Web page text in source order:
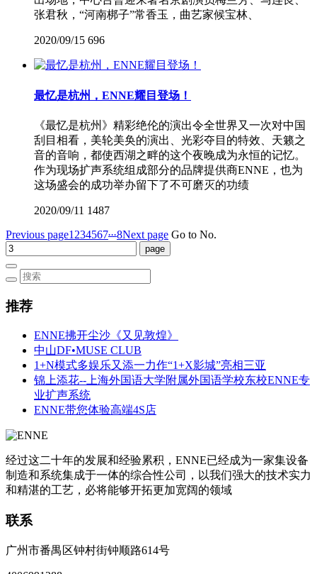
张君秋，“河南梆子”常香玉，曲艺家候宝林、
2020/09/15 696
最忆是杭州，ENNE耀目登场！
《最忆是杭州》精彩绝伦的演出令全世界又一次对中国
刮目相看，美轮美奂的演出、光彩夺目的特效、天籁之
音的音响，都使西湖之畔的这个夜晚成为永恒的记忆。
作为现场扩声系统组成部分的品牌提供商ENNE，也为
这场盛会的成功举办留下了不可磨灭的功绩
2020/09/11 1487
Previous page1 234567...8Next page Go to No.
推荐
ENNE拂开尘沙《又见敦煌》
中山DF•MUSE CLUB
1+N模式多娱乐又添一力作“1+X影城”亮相三亚
锦上添花--上海外国语大学附属外国语学校东校ENNE专
业扩声系统
ENNE带您体验高端4S店
经过这二十年的发展和经验累积，ENNE已经成为一家集设备
制造和系统集成于一体的综合性公司，以我们强大的技术实力
和精湛的工艺，必将能够开拓更加宽阔的领域
联系
广州市番禺区钟村街钟顺路614号